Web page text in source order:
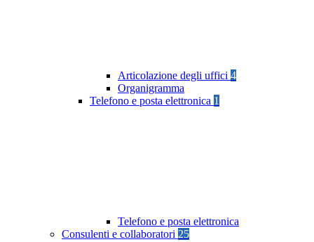
Articolazione degli uffici 4
Organigramma
Telefono e posta elettronica 1
Telefono e posta elettronica
Consulenti e collaboratori 25